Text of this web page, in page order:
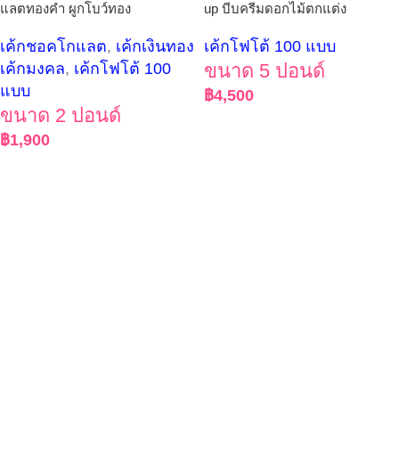
แลตทองคำ ผูกโบว์ทอง
เค้กชอคโกแลต, เค้กเงินทอง
เค้กมงคล, เค้กโฟโต้ 100
แบบ
ขนาด 2 ปอนด์
฿1,900
up บีบครีมดอกไม้ตกแต่ง
เค้กโฟโต้ 100 แบบ
ขนาด 5 ปอนด์
฿4,500